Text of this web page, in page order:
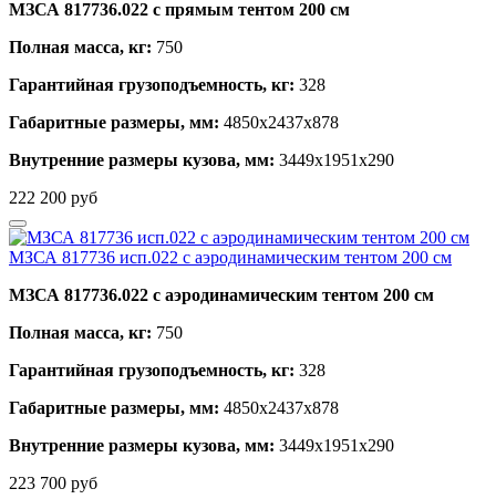
МЗСА 817736.022 с прямым тентом 200 см
Полная масса, кг: 750
Гарантийная грузоподъемность, кг: 328
Габаритные размеры, мм: 4850х2437х878
Внутренние размеры кузова, мм: 3449х1951х290
222 200 руб
МЗСА 817736 исп.022 с аэродинамическим тентом 200 см
МЗСА 817736.022 с аэродинамическим тентом 200 см
Полная масса, кг: 750
Гарантийная грузоподъемность, кг: 328
Габаритные размеры, мм: 4850х2437х878
Внутренние размеры кузова, мм: 3449х1951х290
223 700 руб